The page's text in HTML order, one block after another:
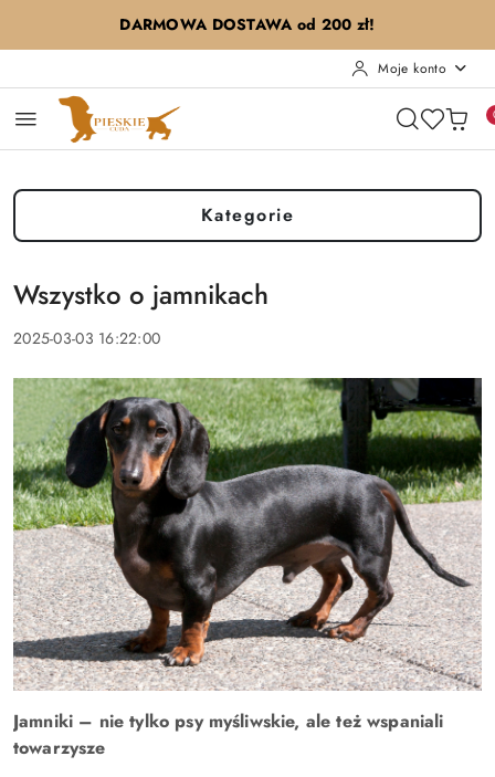
Przejdź do treści głównej
Przejdź do wyszukiwarki
Przejdź do moje konto
Przejdź do menu głównego
Przejdź do stopkiDARMOWA DOSTAWA od 200 zł!
Moje konto
Kategorie
Wszystko o jamnikach
2025-03-03 16:22:00
Jamniki – nie tylko psy myśliwskie, ale też wspaniali
towarzysze